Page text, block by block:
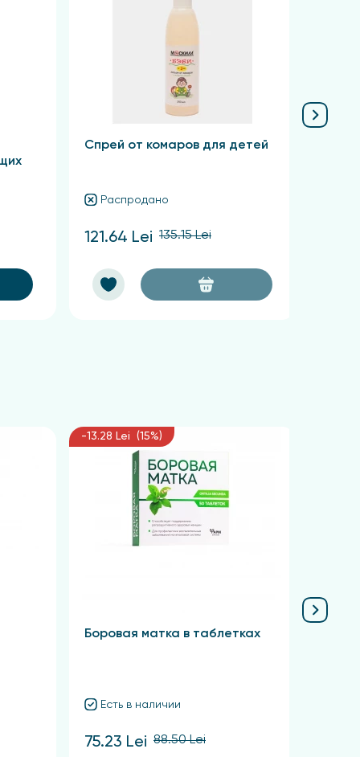
Спрей от комаров для детей
Распродано
121.64 Lei 135.15 Lei
-13.28 Lei (15%)
Боровая матка в таблетках
Есть в наличии
75.23 Lei 88.50 Lei